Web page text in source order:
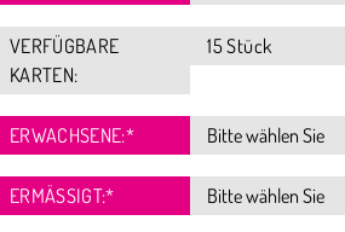
VERFÜGBARE
KARTEN:
15 Stück
ERWACHSENE:*
ERMÄSSIGT:*